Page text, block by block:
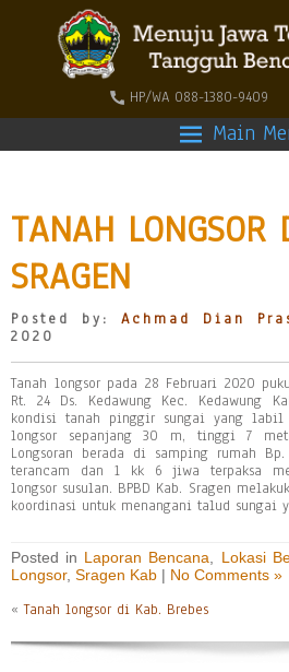
HP/WA 088-1380-9409
Main
TANAH LONGSOR
SRAGEN
Posted by: Achmad Dian
2020
Tanah longsor pada 28 Februari 2020
Rt. 24 Ds. Kedawung Kec. Kedawung
kondisi tanah pinggir sungai yang labil
longsor sepanjang 30 m, tinggi 7
Longsoran berada di samping rumah
terancam dan 1 kk 6 jiwa terpaksa
longsor susulan. BPBD Kab. Sragen
koordinasi untuk menangani talud sungai
Posted in Laporan Bencana Lokasi
Longsor, Sragen Kab | No Comments »
«Tanah longsor di Kab. Brebes